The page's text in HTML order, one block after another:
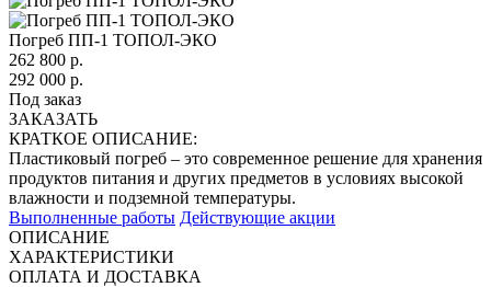
Погреб ПП-1 ТОПОЛ-ЭКО
262 800 р.
292 000 р.
Под заказ
ЗАКАЗАТЬ
КРАТКОЕ ОПИСАНИЕ:
Пластиковый погреб – это современное решение для хранения
продуктов питания и других предметов в условиях высокой
влажности и подземной температуры.
Выполненные работы Действующие акции
ОПИСАНИЕ
ХАРАКТЕРИСТИКИ
ОПЛАТА И ДОСТАВКА